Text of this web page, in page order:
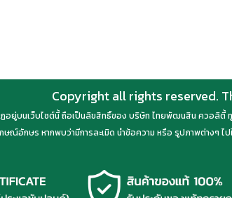
Copyright all rights reserved.
ยู่บนเว็บไซต์นี้ ถือเป็นลิขสิทธิ์ของ บริษัท ไทยพัฒนสิน ควอลิตี้ ทู
ษณ์อักษร หากพบว่ามีการละเมิด นำข้อความ หรือ รูปภาพต่างๆ ไ